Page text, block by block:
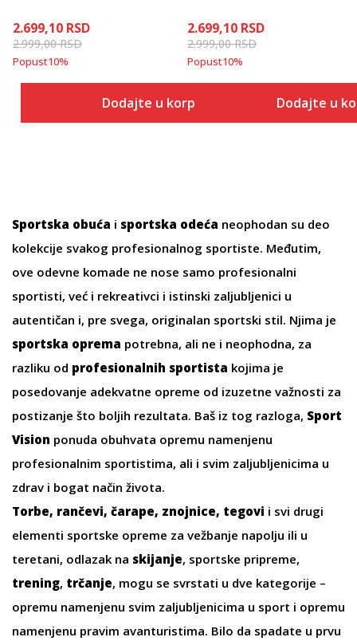
2.699,10 RSD
2.999,00RSD
Popust10%
Dodajte u korpu
2.699,10 RSD
2.999,00RSD
Popust10%
Dodajte u
Sportska obuća i sportska odeća neophodan su deo
kolekcije svakog profesionalnog sportiste. Međutim,
ove odevne komade ne nose samo profesionalni
sportisti, već i rekreativci i istinski zaljubljenici u
autentičan i, pre svega, originalan sportski stil. Njima je
sportska oprema potrebna, ali ne i neophodna, za
razliku od profesionalnih sportista kojima je
posedovanje adekvatne opreme od izuzetne važnosti za
postizanje što boljih rezultata. Baš iz tog razloga, Sport
Vision ponuda obuhvata opremu namenjenu
profesionalnim sportistima, ali i svim zaljubljenicima u
zdrav i bogat način života.
Torbe, rančevi, čarape, znojnice, tegovi i svi drugi
elementi sportske opreme za vežbanje napolju ili u
teretani, odlazak na skijanje, sportske pripreme,
trening, trčanje, mogu se svrstati u dve kategorije –
opremu namenjenu svim zaljubljenicima u sport i opremu
namenjenu pravim avanturistima. Bilo da spadate u prvu